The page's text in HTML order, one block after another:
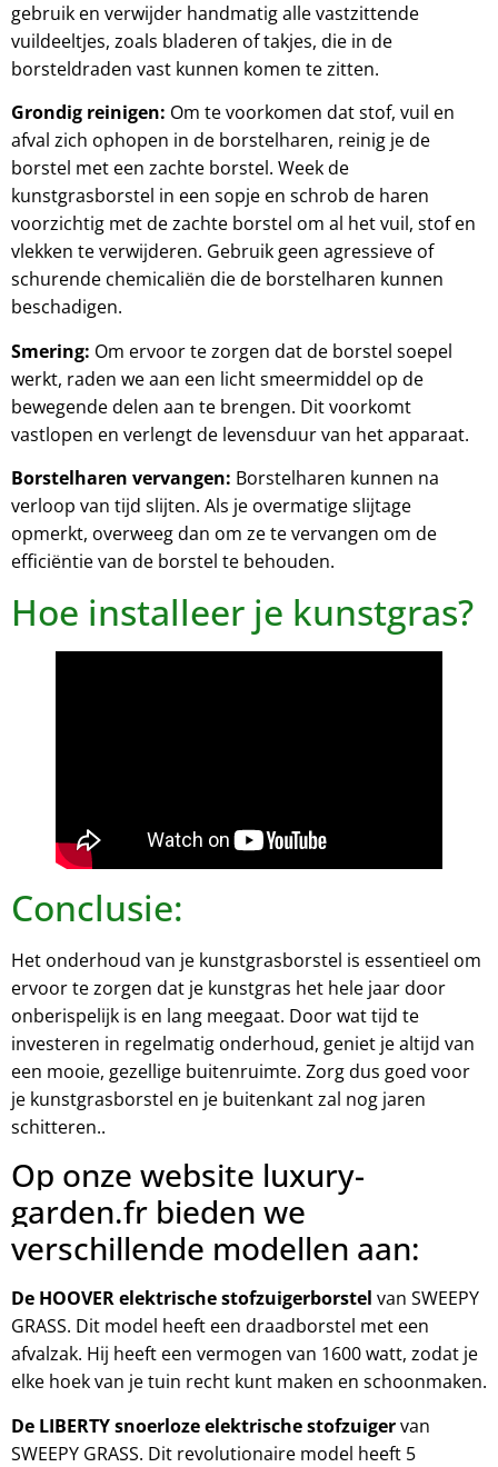
gebruik en verwijder handmatig alle vastzittende
vuildeeltjes, zoals bladeren of takjes, die in de
borsteldraden vast kunnen komen te zitten.
Grondig reinigen: Om te voorkomen dat stof, vuil en
afval zich ophopen in de borstelharen, reinig je de
borstel met een zachte borstel. Week de
kunstgrasborstel in een sopje en schrob de haren
voorzichtig met de zachte borstel om al het vuil, stof en
vlekken te verwijderen. Gebruik geen agressieve of
schurende chemicaliën die de borstelharen kunnen
beschadigen.
Smering: Om ervoor te zorgen dat de borstel soepel
werkt, raden we aan een licht smeermiddel op de
bewegende delen aan te brengen. Dit voorkomt
vastlopen en verlengt de levensduur van het apparaat.
Borstelharen vervangen: Borstelharen kunnen na
verloop van tijd slijten. Als je overmatige slijtage
opmerkt, overweeg dan om ze te vervangen om de
efficiëntie van de borstel te behouden.
Hoe installeer je kunstgras?
Conclusie:
Het onderhoud van je kunstgrasborstel is essentieel om
ervoor te zorgen dat je kunstgras het hele jaar door
onberispelijk is en lang meegaat. Door wat tijd te
investeren in regelmatig onderhoud, geniet je altijd van
een mooie, gezellige buitenruimte. Zorg dus goed voor
je kunstgrasborstel en je buitenkant zal nog jaren
schitteren..
Op onze website luxury-
garden.fr bieden we
verschillende modellen aan:
De HOOVER elektrische stofzuigerborstel van SWEEPY
GRASS. Dit model heeft een draadborstel met een
afvalzak. Hij heeft een vermogen van 1600 watt, zodat je
elke hoek van je tuin recht kunt maken en schoonmaken.
De LIBERTY snoerloze elektrische stofzuigervan
SWEEPY GRASS. Dit revolutionaire model heeft 5